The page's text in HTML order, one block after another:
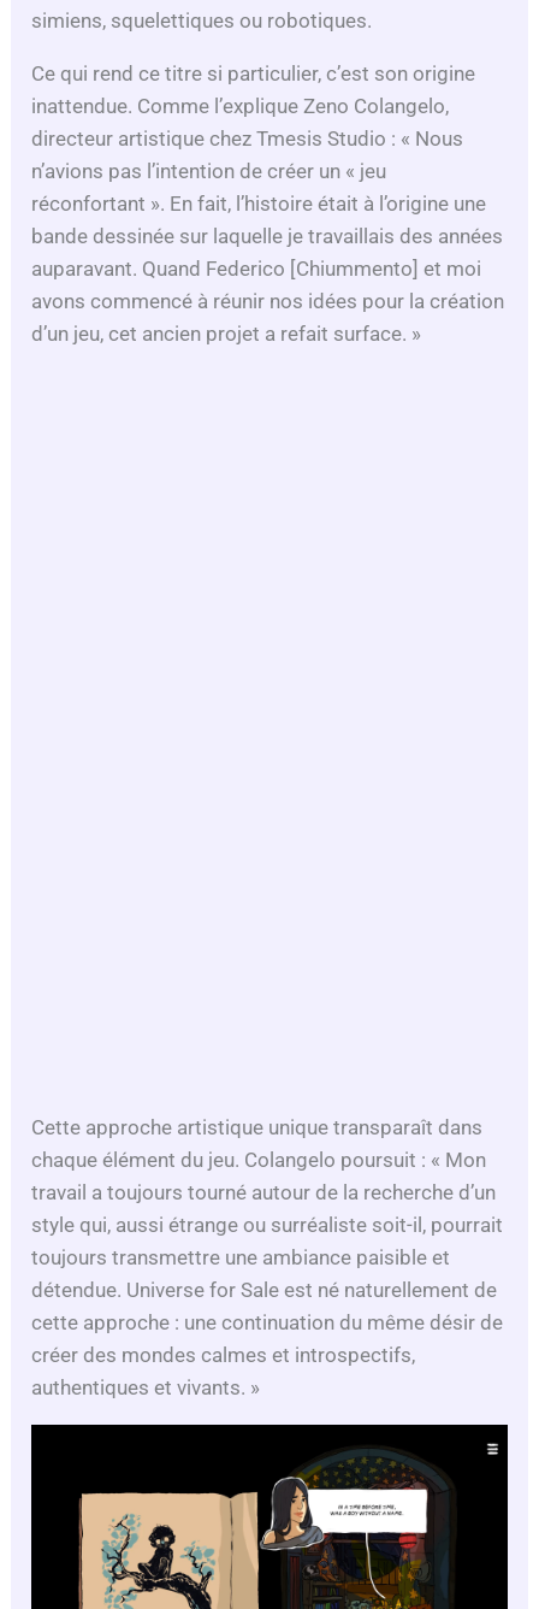
d
e
o
simiens, squelettiques ou robotiques.
Ce qui rend ce titre si particulier, c’est son origine
inattendue. Comme l’explique Zeno Colangelo,
directeur artistique chez Tmesis Studio : « Nous
n’avions pas l’intention de créer un « jeu
réconfortant ». En fait, l’histoire était à l’origine une
bande dessinée sur laquelle je travaillais des années
auparavant. Quand Federico [Chiummento] et moi
avons commencé à réunir nos idées pour la création
d’un jeu, cet ancien projet a refait surface. »
Cette approche artistique unique transparaît dans
chaque élément du jeu. Colangelo poursuit : « Mon
travail a toujours tourné autour de la recherche d’un
style qui, aussi étrange ou surréaliste soit-il, pourrait
toujours transmettre une ambiance paisible et
détendue. Universe for Sale est né naturellement de
cette approche : une continuation du même désir de
créer des mondes calmes et introspectifs,
authentiques et vivants. »